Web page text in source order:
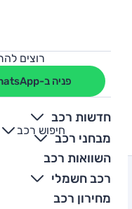
רוצים
פניה ב-WhatsApp
חדשות רכב
מבחני רכב
השוואות רכב
רכב חשמלי
מחירון רכב
חיפוש רכב
+
-